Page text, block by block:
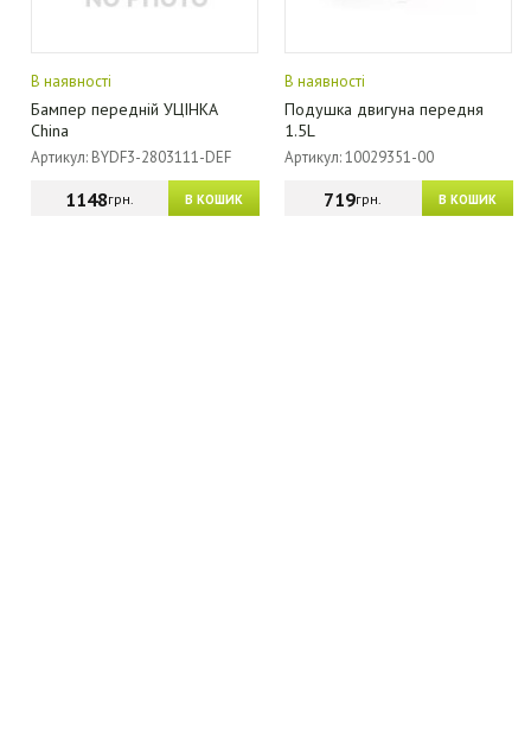
В наявності
Бампер передній УЦІНКА
China
Артикул: BYDF3-2803111-DEF
В КОШИК
1148грн.
В наявності
Подушка двигуна передня
1.5L
Артикул: 10029351-00
В КОШИК
719грн.